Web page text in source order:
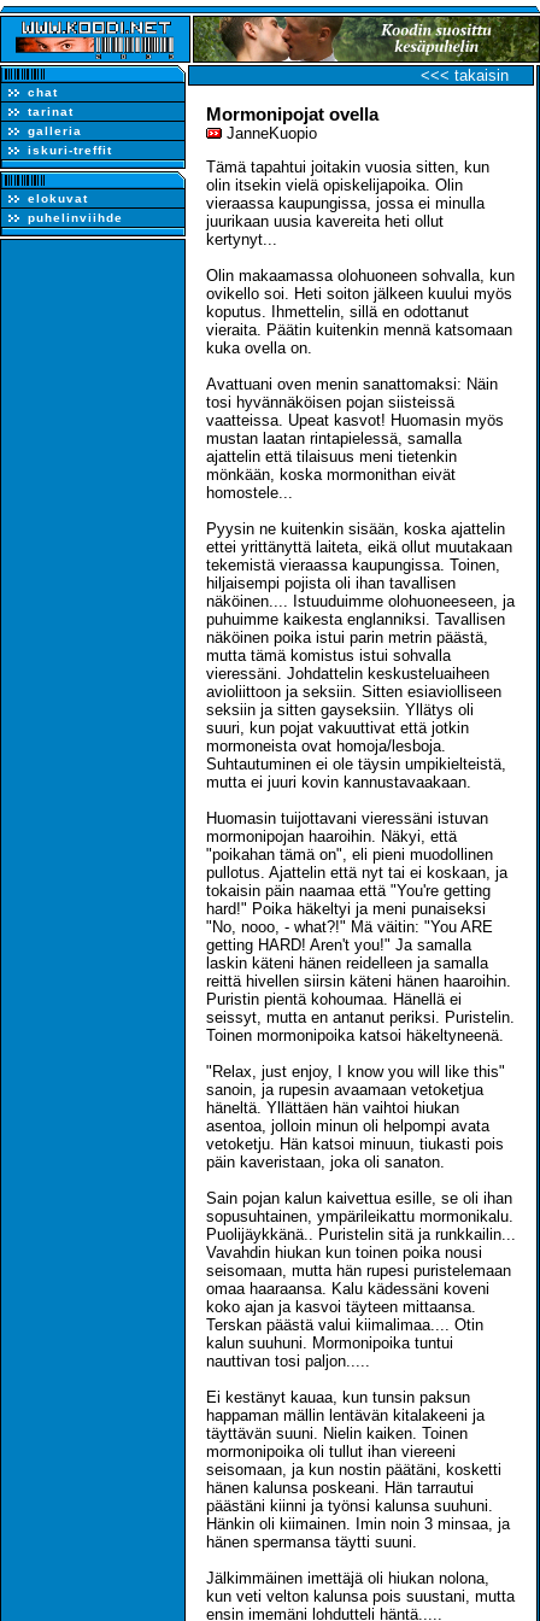
chat
tarinat
galleria
iskuri-treffit
elokuvat
puhelinviihde
<<< takaisin
Mormonipojat ovella
JanneKuopio
Tämä tapahtui joitakin vuosia sitten, kun
olin itsekin vielä opiskelijapoika. Olin
vieraassa kaupungissa, jossa ei minulla
juurikaan uusia kavereita heti ollut
kertynyt...
Olin makaamassa olohuoneen sohvalla, kun
ovikello soi. Heti soiton jälkeen kuului myös
koputus. Ihmettelin, sillä en odottanut
vieraita. Päätin kuitenkin mennä katsomaan
kuka ovella on.
Avattuani oven menin sanattomaksi: Näin
tosi hyvännäköisen pojan siisteissä
vaatteissa. Upeat kasvot! Huomasin myös
mustan laatan rintapielessä, samalla
ajattelin että tilaisuus meni tietenkin
mönkään, koska mormonithan eivät
homostele...
Pyysin ne kuitenkin sisään, koska ajattelin
ettei yrittänyttä laiteta, eikä ollut muutakaan
tekemistä vieraassa kaupungissa. Toinen,
hiljaisempi pojista oli ihan tavallisen
näköinen.... Istuuduimme olohuoneeseen, ja
puhuimme kaikesta englanniksi. Tavallisen
näköinen poika istui parin metrin päästä,
mutta tämä komistus istui sohvalla
vieressäni. Johdattelin keskusteluaiheen
avioliittoon ja seksiin. Sitten esiaviolliseen
seksiin ja sitten gayseksiin. Yllätys oli
suuri, kun pojat vakuuttivat että jotkin
mormoneista ovat homoja/lesboja.
Suhtautuminen ei ole täysin umpikielteistä,
mutta ei juuri kovin kannustavaakaan.
Huomasin tuijottavani vieressäni istuvan
mormonipojan haaroihin. Näkyi, että
"poikahan tämä on", eli pieni muodollinen
pullotus. Ajattelin että nyt tai ei koskaan, ja
tokaisin päin naamaa että "You're getting
hard!" Poika häkeltyi ja meni punaiseksi
"No, nooo, - what?!" Mä väitin: "You ARE
getting HARD! Aren't you!" Ja samalla
laskin käteni hänen reidelleen ja samalla
reittä hivellen siirsin käteni hänen haaroihin.
Puristin pientä kohoumaa. Hänellä ei
seissyt, mutta en antanut periksi. Puristelin.
Toinen mormonipoika katsoi häkeltyneenä.
"Relax, just enjoy, I know you will like this"
sanoin, ja rupesin avaamaan vetoketjua
häneltä. Yllättäen hän vaihtoi hiukan
asentoa, jolloin minun oli helpompi avata
vetoketju. Hän katsoi minuun, tiukasti pois
päin kaveristaan, joka oli sanaton.
Sain pojan kalun kaivettua esille, se oli ihan
sopusuhtainen, ympärileikattu mormonikalu.
Puolijäykkänä.. Puristelin sitä ja runkkailin...
Vavahdin hiukan kun toinen poika nousi
seisomaan, mutta hän rupesi puristelemaan
omaa haaraansa. Kalu kädessäni koveni
koko ajan ja kasvoi täyteen mittaansa.
Terskan päästä valui kiimalimaa.... Otin
kalun suuhuni. Mormonipoika tuntui
nauttivan tosi paljon.....
Ei kestänyt kauaa, kun tunsin paksun
happaman mällin lentävän kitalakeeni ja
täyttävän suuni. Nielin kaiken. Toinen
mormonipoika oli tullut ihan viereeni
seisomaan, ja kun nostin päätäni, kosketti
hänen kalunsa poskeani. Hän tarrautui
päästäni kiinni ja työnsi kalunsa suuhuni.
Hänkin oli kiimainen. Imin noin 3 minsaa, ja
hänen spermansa täytti suuni.
Jälkimmäinen imettäjä oli hiukan nolona,
kun veti velton kalunsa pois suustani, mutta
ensin imemäni lohdutteli häntä.....